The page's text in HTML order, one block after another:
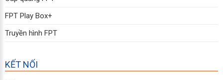
FPT Play Box+
Truyền hình FPT
KẾT NỐI